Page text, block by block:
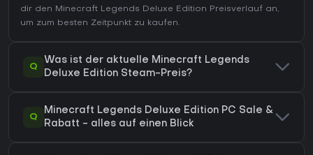
dir den Minecraft Legends Deluxe Edition Preisverlauf an,
um zum besten Zeitpunkt zu kaufen.
Q
Was ist der aktuelle Minecraft Legends
Deluxe Edition Steam-Preis?
Q
Minecraft Legends Deluxe Edition PC Sale &
Rabatt - alles auf einen Blick